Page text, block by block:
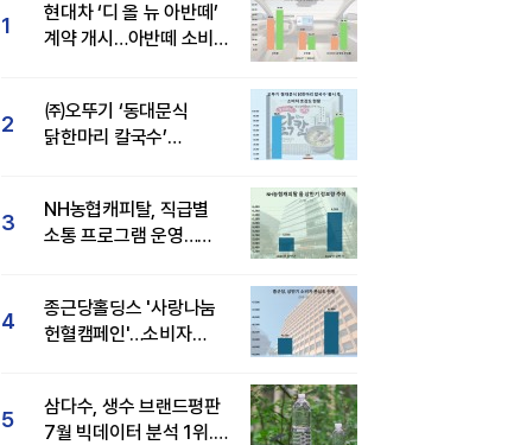
1
현대차 ‘디 올 뉴 아반떼’
계약 개시…아반떼 소비자
2
㈜오뚜기 ‘동대문식
닭한마리 칼국수’
3
NH농협캐피탈, 직급별
소통 프로그램 운영…
4
종근당홀딩스 '사랑나눔
헌혈캠페인'…소비자
5
삼다수, 생수 브랜드평판
7월 빅데이터 분석 1위...